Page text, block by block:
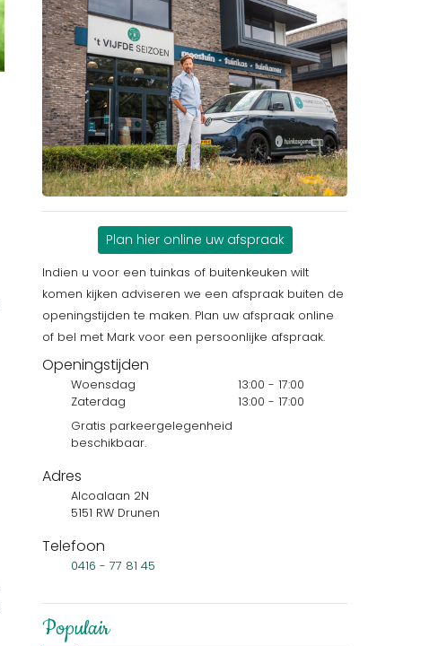
Plan hier online uw afspraak
Indien u voor een tuinkas of buitenkeuken wilt
komen kijken adviseren we een afspraak buiten de
openingstijden te maken. Plan uw afspraak online
of bel met Mark voor een persoonlijke afspraak.
Openingstijden
Woensdag
13:00 - 17:00
Zaterdag
13:00 - 17:00
Gratis parkeergelegenheid
beschikbaar.
Adres
Alcoalaan 2N
5151 RW Drunen
Telefoon
0416 - 77 81 45
Populair